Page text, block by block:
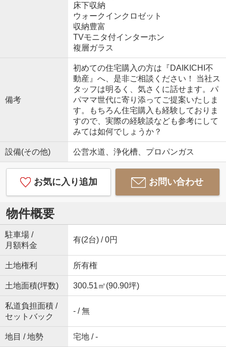
床下収納
ウォークインクロゼット
収納豊富
TVモニタ付インターホン
複層ガラス
備考
初めての住宅購入の方は『DAIKICHI不
動産』へ、是非ご相談ください！ 当社ス
タッフは明るく、気さくに話せます。パ
パママ世代に寄り添ってご提案いたしま
す。もちろん住宅購入も経験しておりま
すので、実際の経験談なども参考にして
みては如何でしょうか？
設備(その他) 公営水道、浄化槽、プロパンガス
お気に入り追加 お問い合わせ
物件概要
駐車場 /
月額料金
有(2台) / 0円
土地権利 所有権
土地面積(坪数) 300.51㎡(90.90坪)
私道負担面積 /
セットバック
- / 無
地目 / 地勢 宅地 / -